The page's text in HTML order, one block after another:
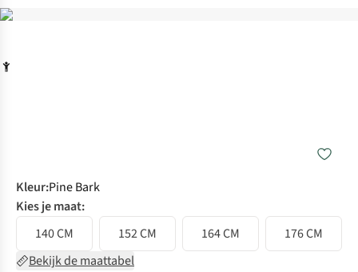
Kleur:Pine Bark
Kies je maat:
140 CM
152 CM 164 CM
176 CM
Bekijk de maattabel